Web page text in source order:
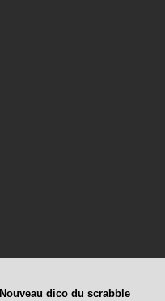
Nouveau dico du scrabble